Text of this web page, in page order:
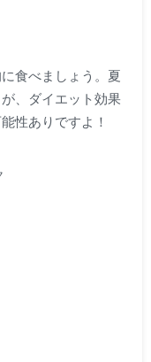
食べましょう。夏
、ダイエット効果
性ありですよ！